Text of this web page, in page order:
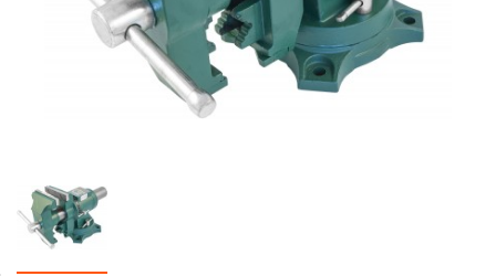
Гарантия и сервис
Доставка и оплата